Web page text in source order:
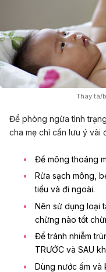
Thay tã/
Để phòng ngừa tình
cha mẹ chỉ cần lưu ý vài
Để mông thoáng
Rửa sạch mông,
tiểu và đi ngoài.
Nên sử dụng loại
chừng nào tốt
Để tránh nhiễm
TRƯỚC và SAU
Dùng nước ấm và